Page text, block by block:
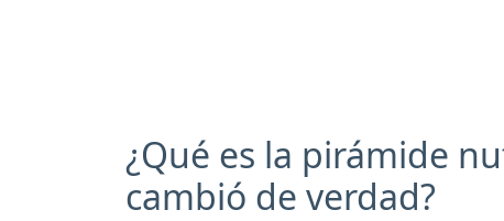
¿Qué es la pirámide
cambió de verdad?